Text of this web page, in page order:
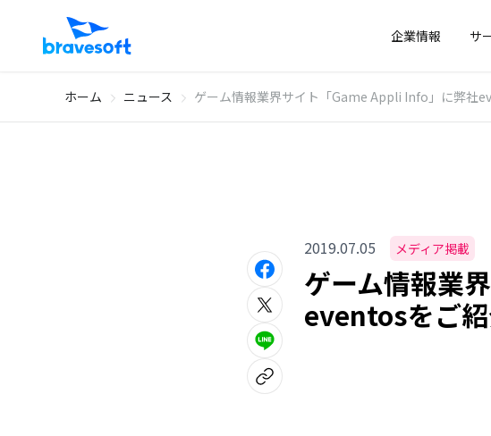
企業情報 サ
ホーム ニュース ゲーム情報業界サイト「Game Appli Info」に弊社
2019.07.05 メディア掲載
ゲーム情報業
eventosをご